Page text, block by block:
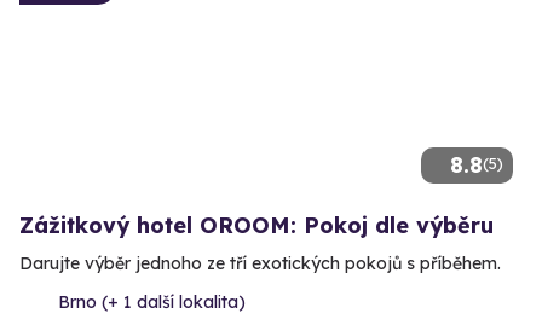
8.8(5)
Zážitkový hotel OROOM: Pokoj dle výběru
Darujte výběr jednoho ze tří exotických pokojů s příběhem.
Brno (+ 1 další lokalita)